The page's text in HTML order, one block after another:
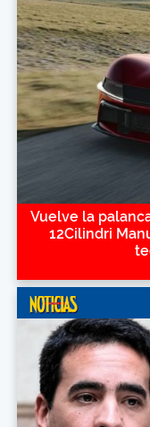
Vuelve la
12Cilindri